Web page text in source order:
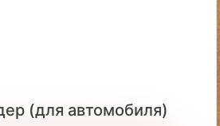
(для автомобиля)